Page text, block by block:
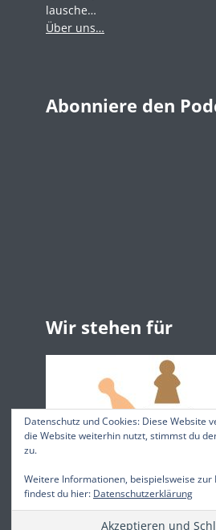
lausche…
Über uns…
Abonniere den
Wir stehen für
Datenschutz und Cookies: Diese Website
die Website weiterhin nutzt, stimmst du
zu.
Weitere Informationen, beispielsweise zur
findest du hier: Datenschutzerklärung